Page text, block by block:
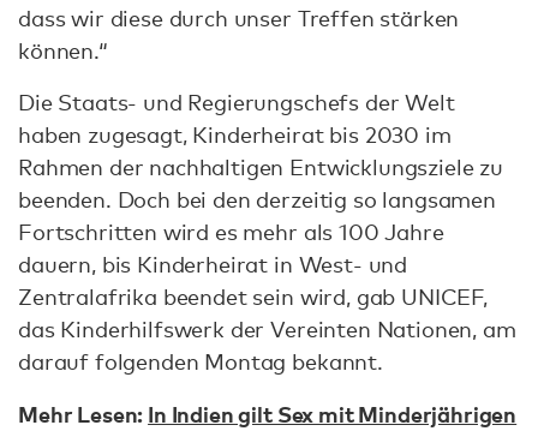
dass wir diese durch unser Treffen stärken
können.“
Die Staats- und Regierungschefs der Welt
haben zugesagt, Kinderheirat bis 2030 im
Rahmen der nachhaltigen Entwicklungsziele zu
beenden. Doch bei den derzeitig so langsamen
Fortschritten wird es mehr als 100 Jahre
dauern, bis Kinderheirat in West- und
Zentralafrika beendet sein wird, gab UNICEF,
das Kinderhilfswerk der Vereinten Nationen, am
darauf folgenden Montag bekannt.
Mehr Lesen: In Indien gilt Sex mit Minderjährigen